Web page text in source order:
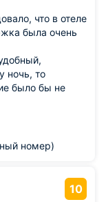
что в отеле
была очень
ночь, то
было бы не
номер)
10